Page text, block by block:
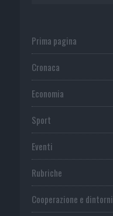
Prima pagina
Cronaca
Economia
Sport
Eventi
Rubriche
Cooperazione e dintorni